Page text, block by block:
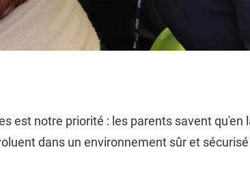
est notre priorité : les parents savent qu'en
dans un environnement sûr et